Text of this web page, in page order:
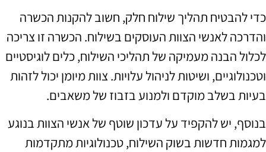
כדי להבטיח תהליך שילוח חלק, חשוב להקנות הכשרה
והדרכה לאנשי הצוות העוסקים בשילוח. הכשרה זו צריכה
לכלול הבנה מעמיקה של תהליכי השילוח, כלים לוגיסטיים
וטכנולוגיים, ושיטות לניהול עלויות. צוות מיומן יכול לזהות
בעיות בשלב מוקדם ולמנוע בזבוז של משאבים.
בנוסף, יש להקפיד על עדכון שוטף של אנשי הצוות בנוגע
למגמות חדשות בשוק השילוח, טכנולוגיות מתקדמות